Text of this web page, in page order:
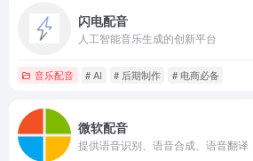
闪电配音
人工智能音乐生成的创新平台
音乐配音 # AI # 后期制作 # 电商必备
微软配音
提供语音识别、语音合成、语音翻译